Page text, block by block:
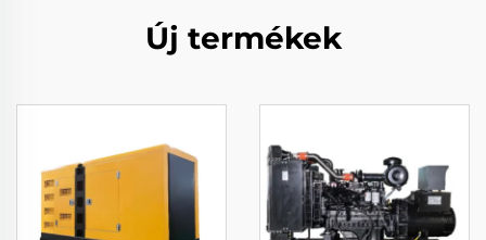
Új termékek